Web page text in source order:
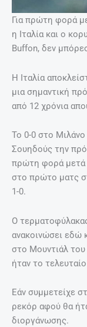
Για πρώτη φορά
η Ιταλία και ο
Buffon, δεν
Η Ιταλία
μια σημαντική
από 12 χρόνια
Το 0-0 στο Μιλάνο
Σουηδούς την
πρώτη φορά μετά
στο πρώτο ματς
1-0.
Ο
ανακοινώσει εδώ
στο Μουντιάλ
ήταν το
Eάν συμμετείχε
ρεκόρ αφού θα
διοργάνωσης.